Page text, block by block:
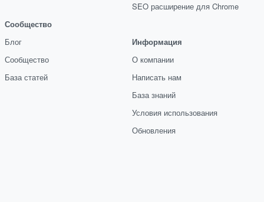
Сообщество
Блог
Сообщество
База статей
SEO расширение для Chrome
Информация
О компании
Написать нам
База знаний
Условия использования
Обновления